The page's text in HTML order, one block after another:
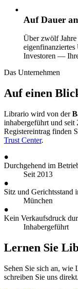
Auf Dauer
Über zwölf
Investoren —
Das Unternehmen
Auf einen
Librario wird von der
inhabergeführt und seit
Registereintrag finden
Trust Center.
●
Durchgehend im
Seit 2013
●
Sitz und Gerichtsstand
München
●
Kein Verkaufsdruck
Inhabergeführt
Lernen Sie
Sehen Sie sich an,
schreiben Sie uns direkt.